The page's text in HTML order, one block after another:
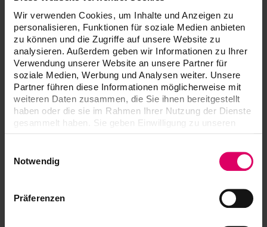
Wir verwenden Cookies, um Inhalte und Anzeigen zu
personalisieren, Funktionen für soziale Medien anbieten
zu können und die Zugriffe auf unsere Website zu
analysieren. Außerdem geben wir Informationen zu Ihrer
Verwendung unserer Website an unsere Partner für
soziale Medien, Werbung und Analysen weiter. Unsere
Partner führen diese Informationen möglicherweise mit
weiteren Daten zusammen, die Sie ihnen bereitgestellt
haben oder die sie im Rahmen Ihrer Nutzung der Dienste
gesammelt haben. Sie geben Einwilligung zu unseren
Notwendig
Präferenzen
boards).
A processing fee of 15 % of the invoice amount will be
applied for the test and will be deducted from the credit
note amount.
Please return the goods together with the complete ful-
filled document Repair Report to.
Repair Report
DE (41,42 KB)
IT (41,42 KB)